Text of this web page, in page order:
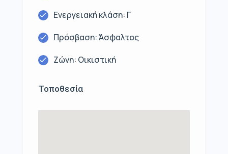
Ενεργειακή κλάση: Γ
Πρόσβαση: Άσφαλτος
Ζώνη: Οικιστική
Τοποθεσία